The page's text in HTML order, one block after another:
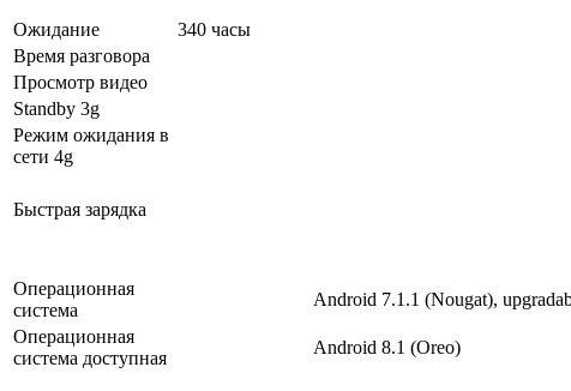
Ожидание
340 часы
Время разговора
Просмотр видео
Standby 3g
Режим ожидания в
сети 4g
Быстрая зарядка
Операционная
система
Android 7.1.1 (Nougat),
Операционная
система доступная
Android 8.1 (Oreo)